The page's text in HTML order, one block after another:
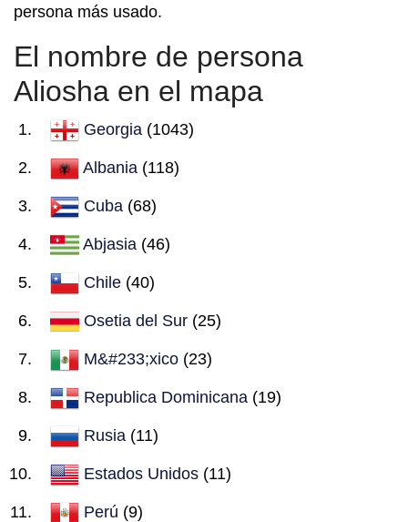
persona más usado.
El nombre de persona
Aliosha en el mapa
Georgia (1043)
Albania (118)
Cuba (68)
Abjasia (46)
Chile (40)
Osetia del Sur (25)
M&#233;xico (23)
Republica Dominicana (19)
Rusia (11)
Estados Unidos (11)
Perú (9)